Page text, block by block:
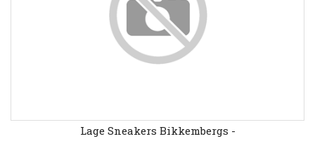
Lage Sneakers Bikkembergs -